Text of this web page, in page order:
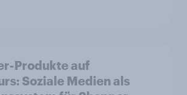
Produkte auf
Soziale Medien als